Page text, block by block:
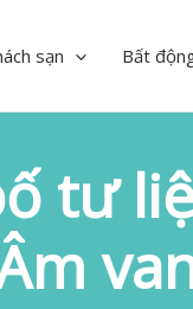
sạn Bất
tư